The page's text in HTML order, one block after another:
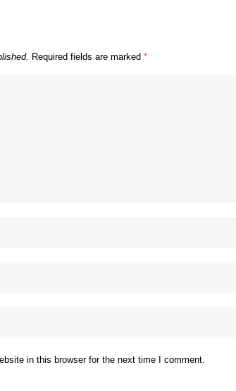
Required fields are marked *
in this browser for the next time I comment.